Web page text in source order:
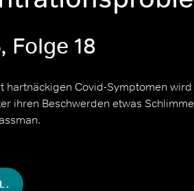
Folge 18
hartnäckigen Covid-Symptomen
ihren Beschwerden etwas